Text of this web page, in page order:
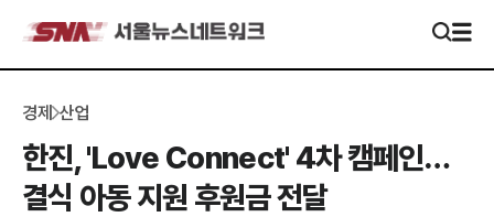
경제 산업
한진, 'Love Connect' 4차 캠페인…
결식 아동 지원 후원금 전달